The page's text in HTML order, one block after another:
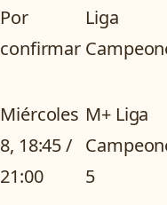
Por
confirmar
Liga
Miércoles
8, 18:45 /
21:00
M+ Liga
5